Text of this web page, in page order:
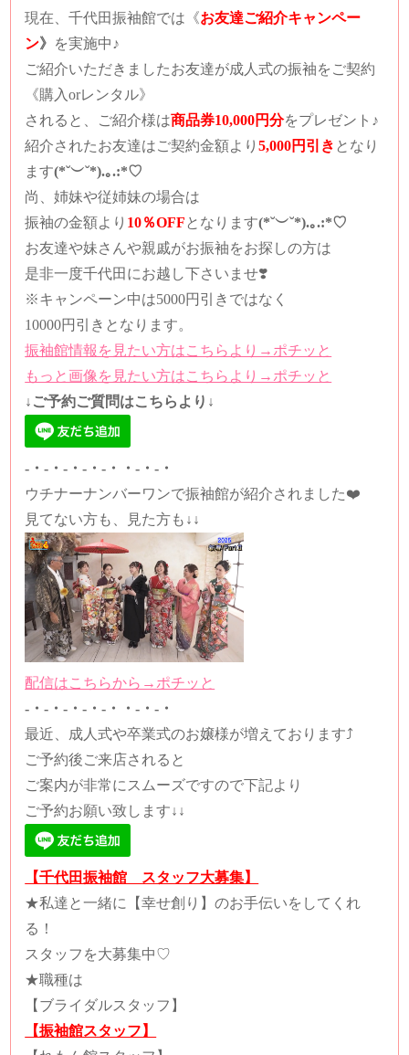
現在、千代田振袖館では 《お友達ご紹介キャンペー
ン》 を実施中♪
ご紹介いただきましたお友達が成人式の振袖をご契約
《購入orレンタル》
されると、
ご紹介様は商品券10,000円分をプレゼント♪
紹介されたお友達はご契約金額より5,000円引き となり
ます(*˘︶˘*).｡.:*♡
尚、姉妹や従姉妹の場合は
振袖の金額より 10％OFF となります(*˘︶˘*).｡.:*♡
お友達や妹さんや親戚がお振袖をお探しの方は
是非一度千代田にお越し下さいませ❣️
※キャンペーン中は5000円引きではなく
10000円引きとなります。
振袖館情報を見たい方はこちらより→ポチッと
もっと画像を見たい方はこちらより→ポチッと
↓ご予約ご質問はこちらより↓
-・-・-・-・-・・-・-・
ウチナーナンバーワンで振袖館が紹介されました❤️
見てない方も、見た方も↓↓
配信はこちらから→ポチッと
-・-・-・-・-・・-・-・
最近、成人式や卒業式のお嬢様が増えております⤴
ご予約後ご来店されると
ご案内が非常にスムーズですので下記より
ご予約お願い致します↓↓
【千代田振袖館 スタッフ大募集】
★私達と一緒に【幸せ創り】のお手伝いをしてくれ
る！
スタッフを大募集中♡️
★職種は
【ブライダルスタッフ】
【振袖館スタッフ】